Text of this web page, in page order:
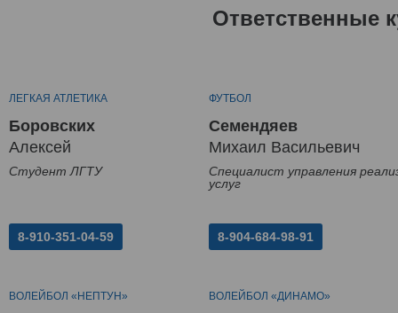
Ответственные
ЛЕГКАЯ АТЛЕТИКА
Боровских
Алексей
Студент ЛГТУ
8-910-351-04-59
ФУТБОЛ
Семендяев
Михаил Васильевич
Специалист управления
услуг
8-904-684-98-91
ВОЛЕЙБОЛ «НЕПТУН» ВОЛЕЙБОЛ «ДИНАМО»